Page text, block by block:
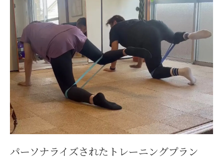
パーソナライズされたトレーニングプラン